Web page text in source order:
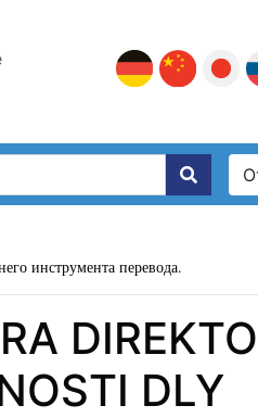
инструмента перевода.
DLY